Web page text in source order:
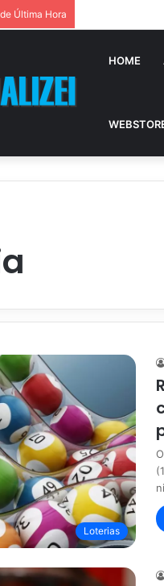
Última Hora
HOME
Loterias